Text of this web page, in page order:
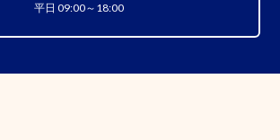
平日 09:00～18:00